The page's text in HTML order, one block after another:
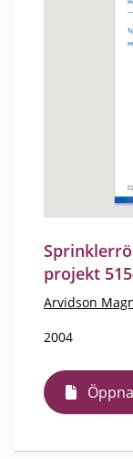
projekt
Arvidson
2004